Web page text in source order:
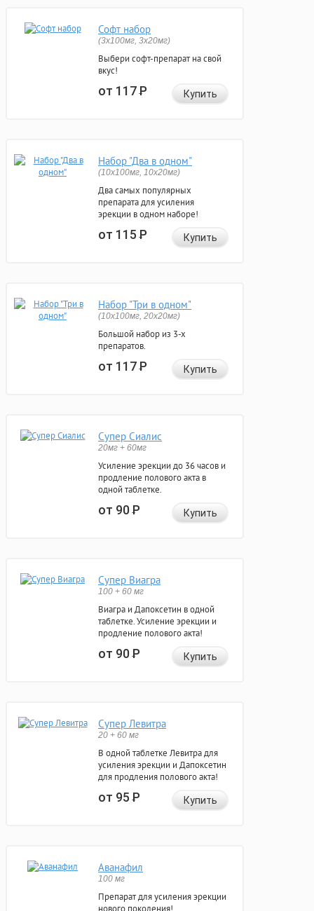
Софт набор
(3x100мг, 3x20мг)
Выбери софт-препарат на свой
вкус!
от 117Р Купить
Набор "Два в одном"
(10x100мг, 10x20мг)
Два самых популярных
препарата для усиления
эрекции в одном наборе!
от 115Р Купить
Набор "Три в одном"
(10x100мг, 20x20мг)
Большой набор из 3-х
препаратов.
от 117Р Купить
Супер Сиалис
20мг + 60мг
Усиление эрекции до 36 часов и
продление полового акта в
одной таблетке.
от 90Р Купить
Супер Виагра
100 + 60 мг
Виагра и Дапоксетин в одной
таблетке. Усиление эрекции и
продление полового акта!
от 90Р Купить
Супер Левитра
20 + 60 мг
В одной таблетке Левитра для
усиления эрекции и Дапоксетин
для продления полового акта!
от 95Р Купить
Аванафил
100 мг
Препарат для усиления эрекции